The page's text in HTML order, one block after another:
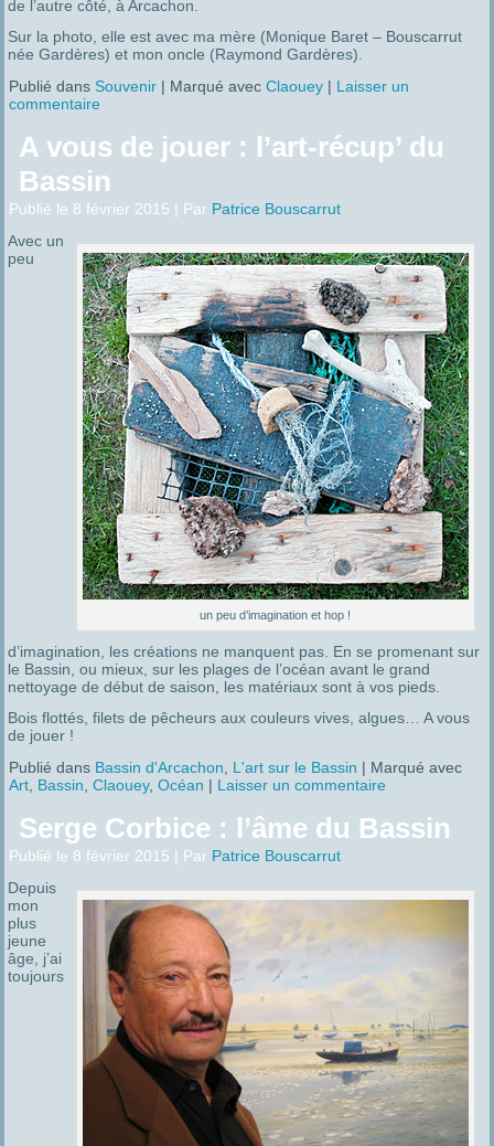
de l’autre côté, à Arcachon.
Sur la photo, elle est avec ma mère (Monique Baret – Bouscarrut
née Gardères) et mon oncle (Raymond Gardères).
Publié dans Souvenir | Marqué avec Claouey | Laisser un
commentaire
A vous de jouer : l’art-récup’ du
Bassin
Publié le 8 février 2015 | Par Patrice Bouscarrut
un peu d’imagination et hop !
Avec un
peu
d’imagination, les créations ne manquent pas. En se promenant sur
le Bassin, ou mieux, sur les plages de l’océan avant le grand
nettoyage de début de saison, les matériaux sont à vos pieds.
Bois flottés, filets de pêcheurs aux couleurs vives, algues… A vous
de jouer !
Publié dans Bassin d'Arcachon, L'art sur le Bassin | Marqué avec
Art, Bassin,Claouey,Océan | Laisser un commentaire
Serge Corbice : l’âme du Bassin
Publié le 8 février 2015 | Par Patrice Bouscarrut
Depuis
mon
plus
jeune
âge, j’ai
toujours